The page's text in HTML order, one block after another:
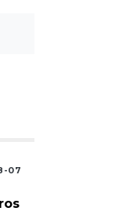
07